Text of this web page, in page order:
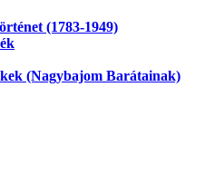
(1783-1949)
(Nagybajom Barátainak)